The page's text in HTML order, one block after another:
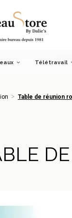
Télétravail
Table de réunion
Table de réunion